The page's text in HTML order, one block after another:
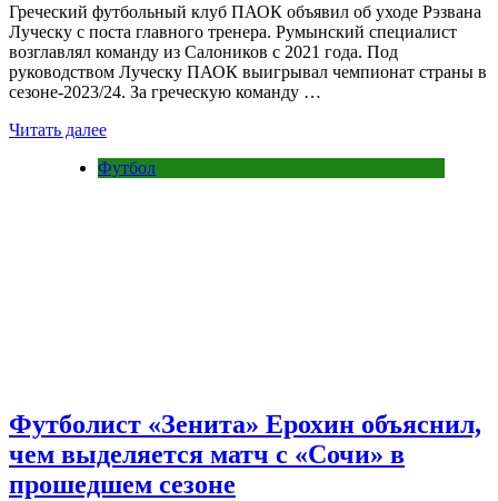
Греческий футбольный клуб ПАОК объявил об уходе Рэзвана
Луческу с поста главного тренера. Румынский специалист
возглавлял команду из Салоников с 2021 года. Под
руководством Луческу ПАОК выигрывал чемпионат страны в
сезоне‑2023/24. За греческую команду …
Читать далее
Футбол
Футболист «Зенита» Ерохин объяснил,
чем выделяется матч с «Сочи» в
прошедшем сезоне